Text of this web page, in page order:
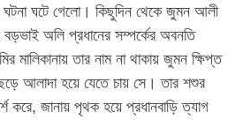
ঘটনা ঘটে গেলো। কিছুদিন থেকে জুমন আলী
বড়ভাই অলি প্রধানের সম্পর্কের অবনতি
মালিকানায় তার নাম না থাকায় জুমন ক্ষিপ্ত
আলাদা হয়ে যেতে চায় সে। তার শশুর
করে, জানায় পৃথক হয়ে প্রধানবাড়ি ত্যাগ